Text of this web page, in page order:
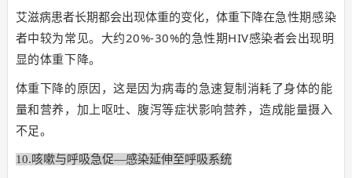
艾滋病患者长期都会出现体重的变化，体重下降在急性期感染
者中较为常见。 大约20%-30%的急性期HIV感染者会出现明
显的体重下降。
体重下降的原因，这是因为病毒的急速复制消耗了身体的能
量和营养，加上呕吐、腹泻等症状影响营养，造成能量摄入
不足。
10.咳嗽与呼吸急促—感染延伸至呼吸系统